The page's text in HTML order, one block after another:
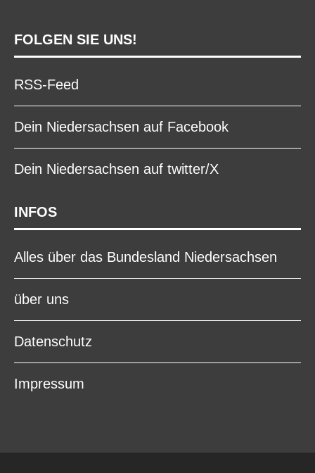
FOLGEN SIE UNS!
RSS-Feed
Dein Niedersachsen auf Facebook
Dein Niedersachsen auf twitter/X
INFOS
Alles über das Bundesland Niedersachsen
über uns
Datenschutz
Impressum